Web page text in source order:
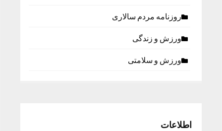
روزنامه مردم سالاری
ورزش و زندگی
ورزش و سلامتی
اطلاعات